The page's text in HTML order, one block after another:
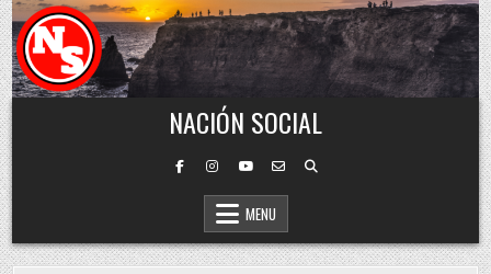
Skip to content
NACIÓN SOCIAL
MENU